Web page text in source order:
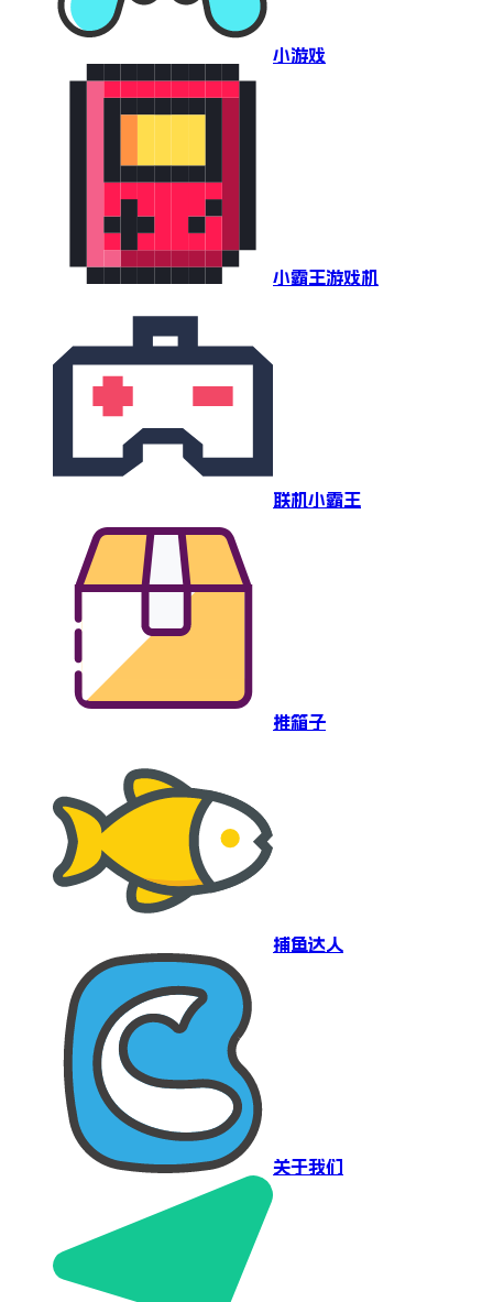
小游戏
小霸王游戏机
联机小霸王
推箱子
捕鱼达人
关于我们